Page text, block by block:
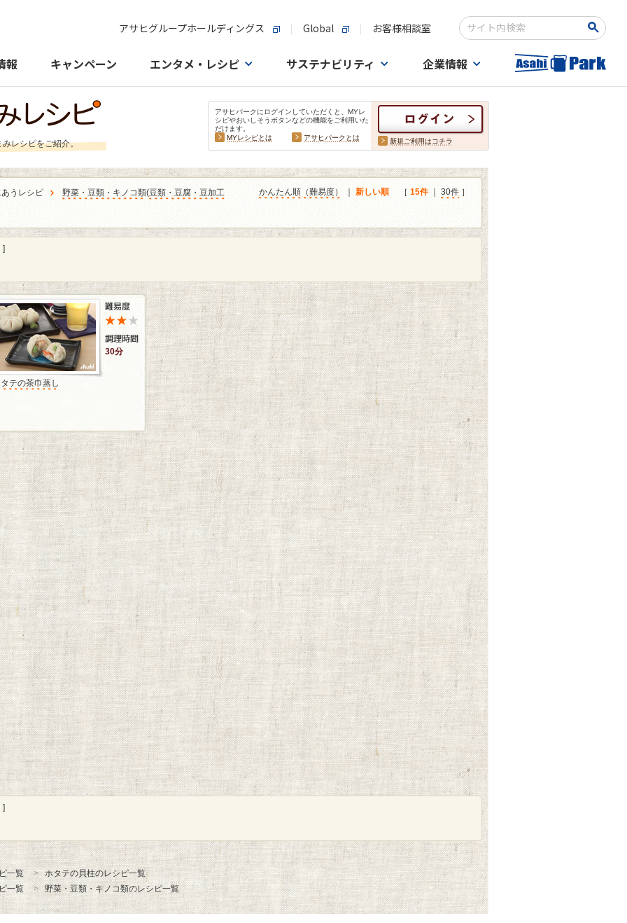
アサヒグループホールディングス Global お客様相談室
検索キーワード入力
報 キャンペーン エンタメ・レシピ サステナビリティ 企業情報
レシピをご紹介。
アサヒパークにログインしていただくと、MYレ
シピやおいしそうボタンなどの機能をご利用いた
だけます。
MYレシピとは
アサヒパークとは 新規ご利用はコチラ
うレシピ 野菜・豆類・キノコ類(豆類・豆腐・豆加工
かんたん順（難易度） 新しい順 ［ 15件｜ 30件 ］
]
30分
テの茶巾蒸し
]
一覧
ホタテの貝柱のレシピ一覧
一覧 野菜・豆類・キノコ類のレシピ一覧